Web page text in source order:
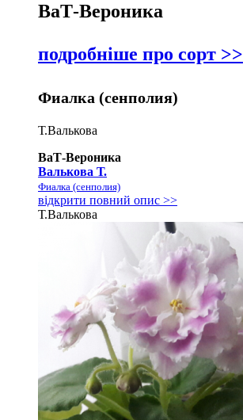
ВаТ-Вероника
подробніше про сорт >>
Фиалка (сенполия)
Т.Валькова
ВаТ-Вероника
Валькова Т.
Фиалка (сенполия)
відкрити повний опис >>
Т.Валькова